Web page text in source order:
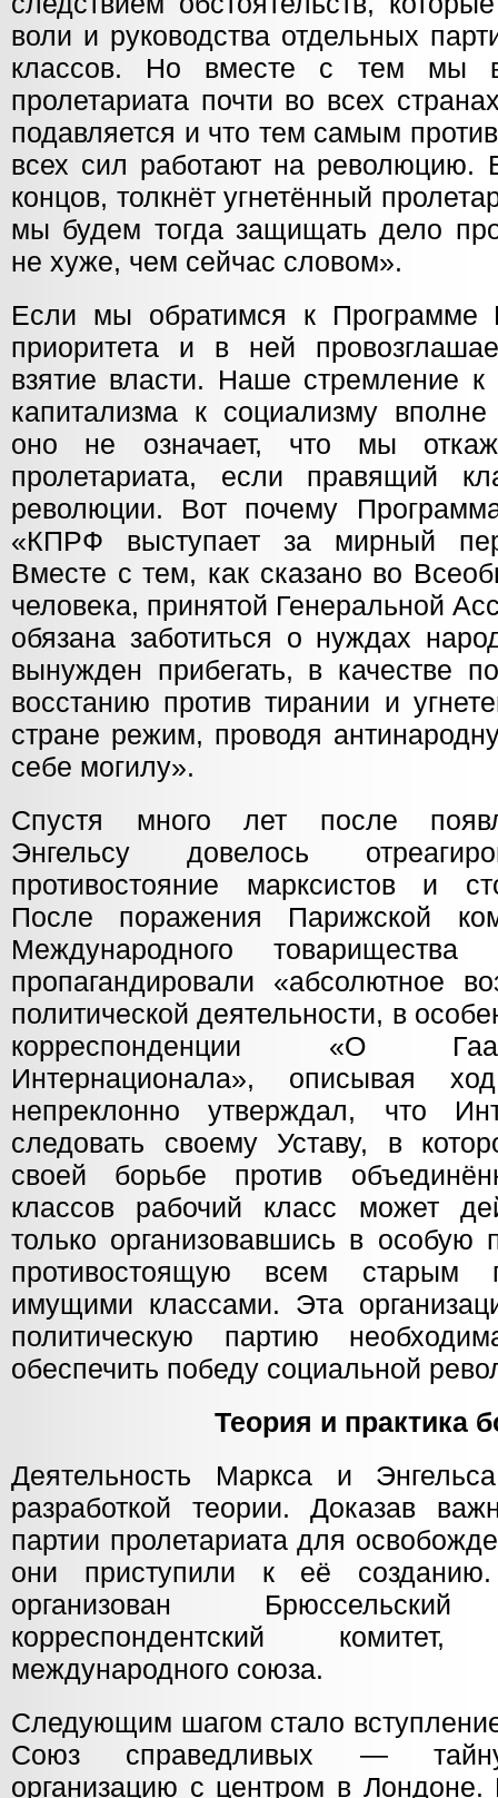
воли и руководства отдельных
классов. Но вместе с тем мы
пролетариата почти во всех
подавляется и что тем самым
всех сил работают на революцию.
концов, толкнёт угнетённый
мы будем тогда защищать дело
не хуже, чем сейчас словом».
Если мы обратимся к Программе
приоритета и в ней
взятие власти. Наше стремление
капитализма к социализму
оно не означает, что мы
пролетариата, если правящий
революции. Вот почему
«КПРФ выступает за мирный
Вместе с тем, как сказано во
человека, принятой Генеральной
обязана заботиться о нуждах
вынужден прибегать, в качестве
восстанию против тирании и
стране режим, проводя
себе могилу».
Спустя много лет после
Энгельсу довелось
противостояние марксистов и
После поражения Парижской
Международного товарищества
пропагандировали «абсолютное
политической деятельности, в
корреспонденции «О
Интернационала», описывая
непреклонно утверждал, что
следовать своему Уставу, в
своей борьбе против
классов рабочий класс может
только организовавшись в особую
противостоящую всем старым
имущими классами. Эта
политическую партию
обеспечить победу социальной
Теория и практика
Деятельность Маркса и
разработкой теории. Доказав
партии пролетариата для
они приступили к её
организован Брюссельский
корреспондентский
международного союза.
Следующим шагом стало
Союз справедливых —
организацию с центром в